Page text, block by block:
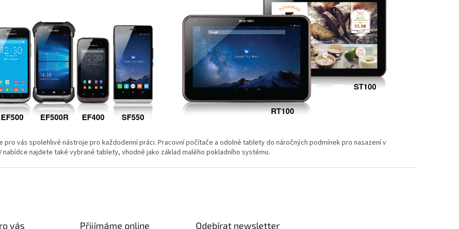
í
p
v
k
y
ý
i
s
n
pro vás spolehlivé nástroje pro každodenní práci. Pracovní počítače a odolné tablety do náročných podmínek pro nasazení v
nabídce najdete také vybrané tablety, vhodné jako základ malého pokladního systému.
vás Přijímáme online Odebírat newsletter